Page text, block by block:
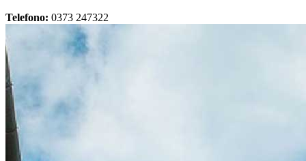
Telefono: 0373 247322